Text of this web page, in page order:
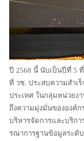
ปี 2568 นี้ นับเป็นปีที่ 5
ที่ วช. ประสบความสำเ
ประเทศ ในกลุ่มหน่วยง
ถึงความมุ่งมั่นขององค์
บริหารจัดการและบริกา
รณาการฐานข้อมูลระดั